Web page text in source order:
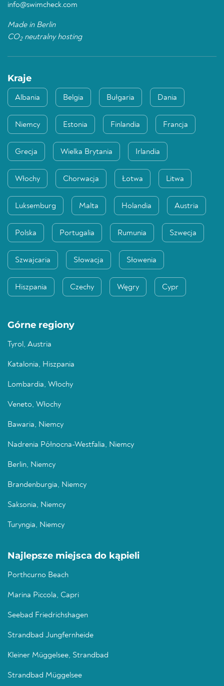
info@swimcheck.com
Made in Berlin
CO2neutralny hosting
Kraje
Albania Belgia Bułgaria Dania
Niemcy Estonia Finlandia Francja
Grecja Wielka Brytania Irlandia
Włochy Chorwacja Łotwa Litwa
Luksemburg Malta Holandia Austria
Polska Portugalia Rumunia Szwecja
Szwajcaria Słowacja Słowenia
Hiszpania Czechy Węgry Cypr
Górne regiony
Tyrol, Austria
Katalonia, Hiszpania
Lombardia, Włochy
Veneto, Włochy
Bawaria, Niemcy
Nadrenia Północna-Westfalia, Niemcy
Berlin, Niemcy
Brandenburgia, Niemcy
Saksonia, Niemcy
Turyngia, Niemcy
Najlepsze miejsca do kąpieli
Porthcurno Beach
Marina Piccola, Capri
Seebad Friedrichshagen
Strandbad Jungfernheide
Kleiner Müggelsee, Strandbad
Strandbad Müggelsee